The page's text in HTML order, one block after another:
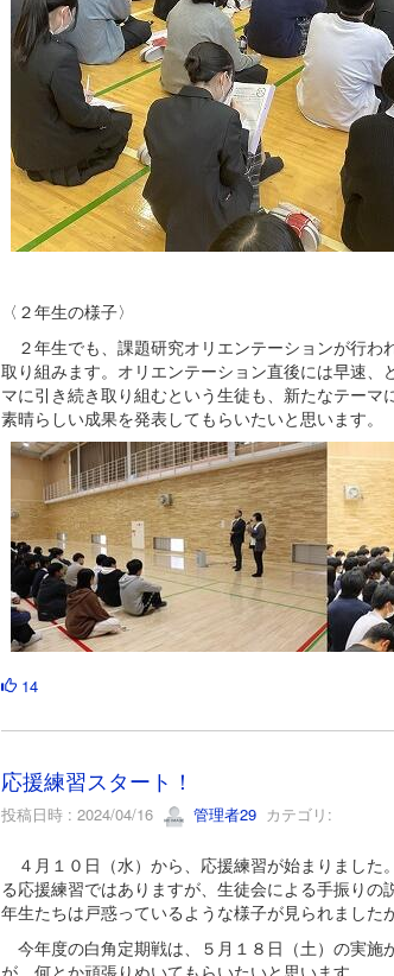
〈２年生の様子〉
２年生でも、課題研究オリエンテーションが行わ
取り組みます。オリエンテーション直後には早速
マに引き続き取り組むという生徒も、新たなテーマ
素晴らしい成果を発表してもらいたいと思います。
14
応援練習スタート！
投稿日時 : 2024/04/16 管理者29カテゴリ:
４月１０日（水）から、応援練習が始まりました
る応援練習ではありますが、生徒会による手振り
年生たちは戸惑っているような様子が見られました
今年度の白角定期戦は、５月１８日（土）の実施
が、何とか頑張りぬいてもらいたいと思います。